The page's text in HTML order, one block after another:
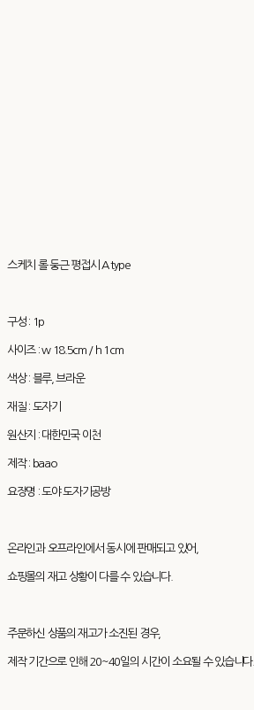
스케치 롤 둥근 평접시 A type
구성 : 1p
사이즈 : w 18.5cm / h 1cm
색상 : 블루, 브라운
재질 : 도자기
원산지 : 대한민국 이천
제작 : baao
요장명 : 도야 도자기공방
온라인과 오프라인에서 동시에 판매되고 있어,
쇼핑몰의 재고 상황이 다를 수 있습니다.
주문하신 상품의 재고가 소진된 경우,
제작 기간으로 인해 20~40일의 시간이 소요될 수 있습니다.